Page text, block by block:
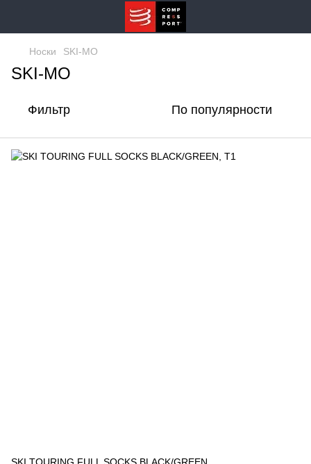
Носки SKI-MO
SKI-MO
Фильтр По популярности